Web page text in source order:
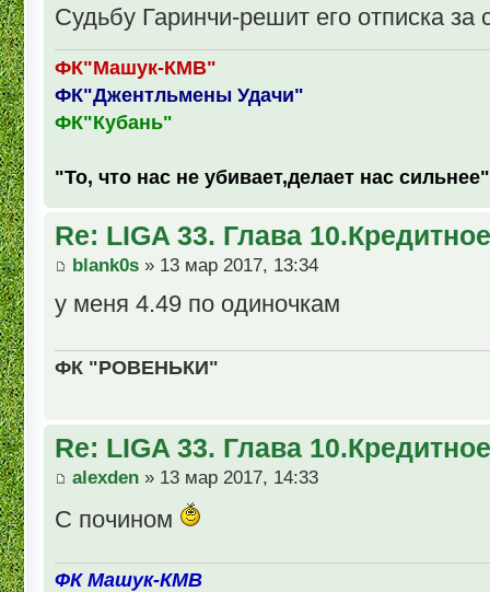
Судьбу Гаринчи-решит его отписка за
ФК"Машук-КМВ"
ФК"Джентльмены Удачи"
ФК"Кубань"
"То, что нас не убивает,делает нас сильнее"
Re: LIGA 33. Глава
blank0s » 13 мар 2017, 13:34
у меня 4.49 по одиночкам
ФК "РОВЕНЬКИ"
Re: LIGA 33. Глава
alexden » 13 мар 2017, 14:33
С почином
ФК Машук-КМВ